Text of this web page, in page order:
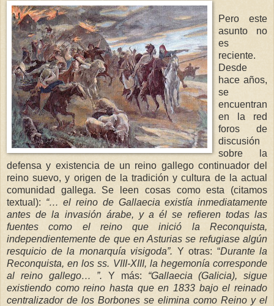
Pero este
asunto no
es
reciente.
Desde
hace años,
se
encuentran
en la red
foros de
discusión
sobre la
defensa y existencia de un reino gallego continuador del
reino suevo, y origen de la tradición y cultura de la actual
comunidad gallega. Se leen cosas como esta (citamos
textual): “… el reino de Gallaecia existía inmediatamente
antes de la invasión árabe, y a él se refieren todas las
fuentes como el reino que inició la Reconquista,
independientemente de que en Asturias se refugiase algún
resquicio de la monarquía visigoda”. Y otras: “Durante la
Reconquista, en los ss. VIII-XIII, la hegemonía corresponde
al reino gallego… ”. Y más: “Gallaecia (Galicia), sigue
existiendo como reino hasta que en 1833 bajo el reinado
centralizador de los Borbones se elimina como Reino y el